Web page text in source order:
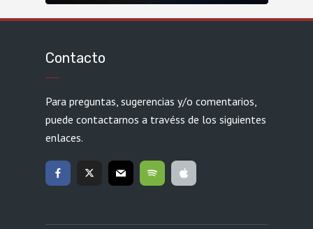
Contacto
Para preguntas, sugerencias y/o comentarios,
puede contactarnos a travéss de los siguientes
enlaces.